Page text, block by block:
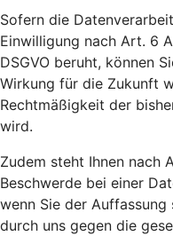
Sofern die
Einwilligung nach Art. 6
DSGVO beruht, können
Wirkung für die Zukunft
Rechtmäßigkeit der
wird.
Zudem steht Ihnen nach
Beschwerde bei einer
wenn Sie der
durch uns gegen die